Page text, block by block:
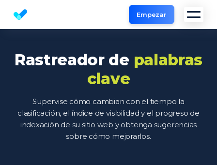
Herramienta de Análisis Web y SEO Analyzer
Empezar
Rastreador de palabras
clave
Supervise cómo cambian con el tiempo la
clasificación, el índice de visibilidad y el progreso de
indexación de su sitio web y obtenga sugerencias
sobre cómo mejorarlos.